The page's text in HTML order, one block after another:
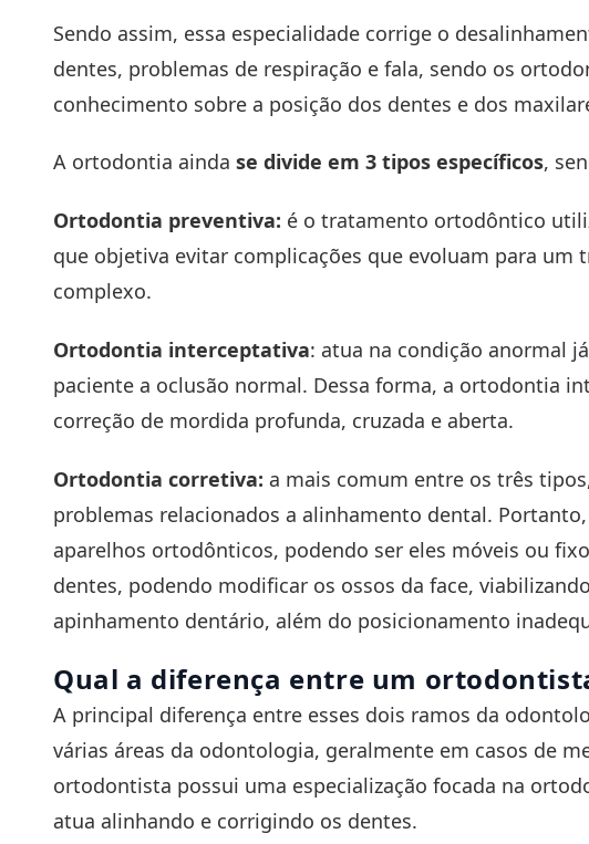
Sendo assim, essa especialidade corrige o
dentes, problemas de respiração e fala, sendo os
conhecimento sobre a posição dos dentes e dos
A ortodontia ainda se divide em 3 tipos específicos,
Ortodontia preventiva: é o tratamento ortodôntico
que objetiva evitar complicações que evoluam para
complexo.
Ortodontia interceptativa: atua na condição anormal
paciente a oclusão normal. Dessa forma, a ortodontia
correção de mordida profunda, cruzada e aberta.
Ortodontia corretiva: a mais comum entre os três
problemas relacionados a alinhamento dental.
aparelhos ortodônticos, podendo ser eles móveis ou
dentes, podendo modificar os ossos da face,
apinhamento dentário, além do posicionamento
Qual a diferença entre um
A principal diferença entre esses dois ramos da
várias áreas da odontologia, geralmente em casos de
ortodontista possui uma especialização focada na
atua alinhando e corrigindo os dentes.